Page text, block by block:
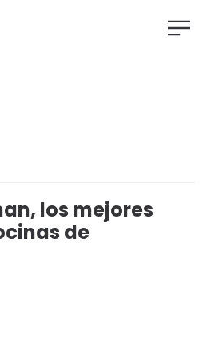
los mejores
de